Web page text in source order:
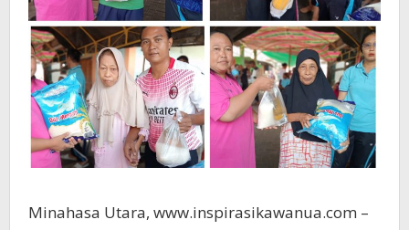
Minahasa Utara, www.inspirasikawanua.com –